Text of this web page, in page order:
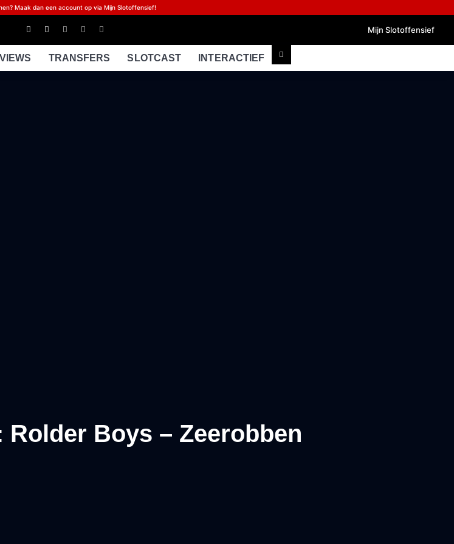
Maak dan een account op via Mijn Slotoffensief!
Mijn Slotoffensief
TRANSFERS SLOTCAST INTERACTIEF
Boys – Zeerobben